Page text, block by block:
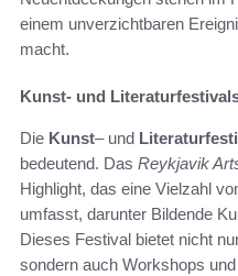
einem unverzichtbaren
macht.
Kunst- und
Die Kunst– und
bedeutend. Das Reykjavik
Highlight, das eine Vielzahl
umfasst, darunter Bildende
Dieses Festival bietet nicht
sondern auch Workshops